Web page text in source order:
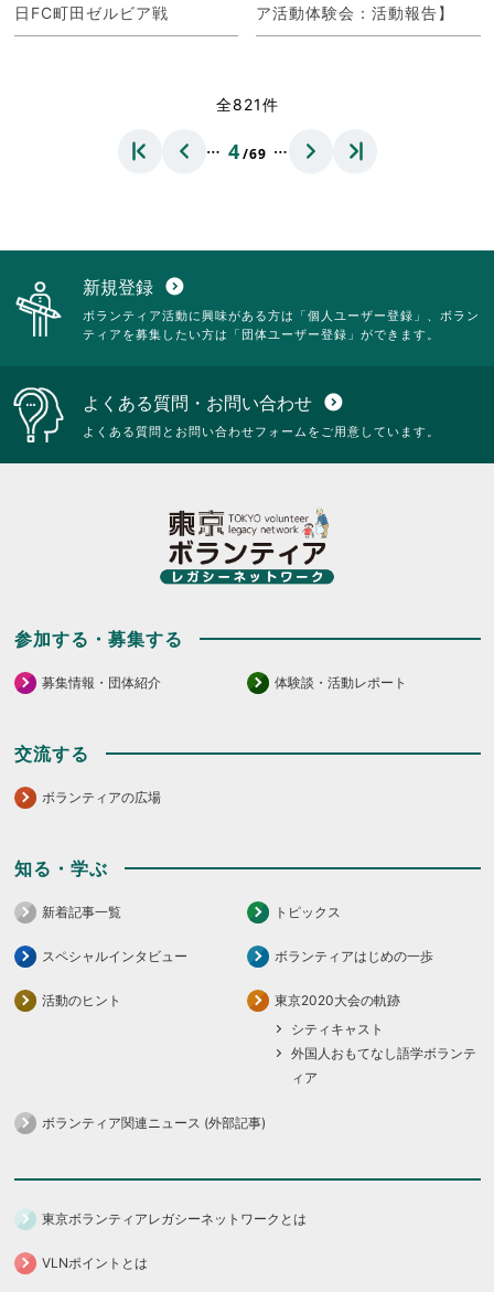
日FC町田ゼルビア戦
ア活動体験会：活動報告】
全821件
… 4/69 …
新規登録 expand_circle_down
ボランティア活動に興味がある方は「個人ユーザー登録」、ボラン
ティアを募集したい方は「団体ユーザー登録」ができます。
よくある質問・お問い合わせ expand_circle_down
よくある質問とお問い合わせフォームをご用意しています。
参加する・募集する
募集情報・団体紹介 体験談・活動レポート
交流する
ボランティアの広場
知る・学ぶ
新着記事一覧 トピックス
スペシャルインタビュー ボランティアはじめの一歩
活動のヒント
東京2020大会の軌跡
シティキャスト
外国人おもてなし語学ボランテ
ィア
ボランティア関連ニュース (外部記事)
東京ボランティアレガシーネットワークとは
VLNポイントとは